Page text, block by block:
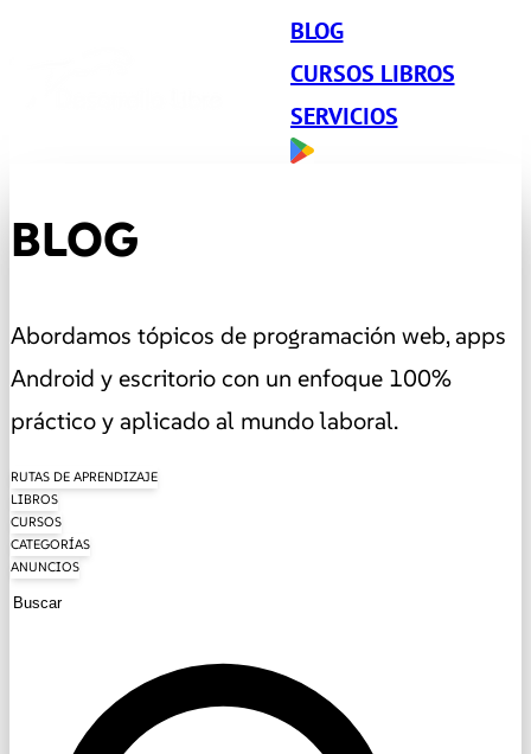
BLOG
CURSOS LIBROS
SERVICIOS
BLOG
Abordamos tópicos de programación web, apps
Android y escritorio con un enfoque 100%
práctico y aplicado al mundo laboral.
RUTAS DE APRENDIZAJE
LIBROS
CURSOS
CATEGORÍAS
ANUNCIOS